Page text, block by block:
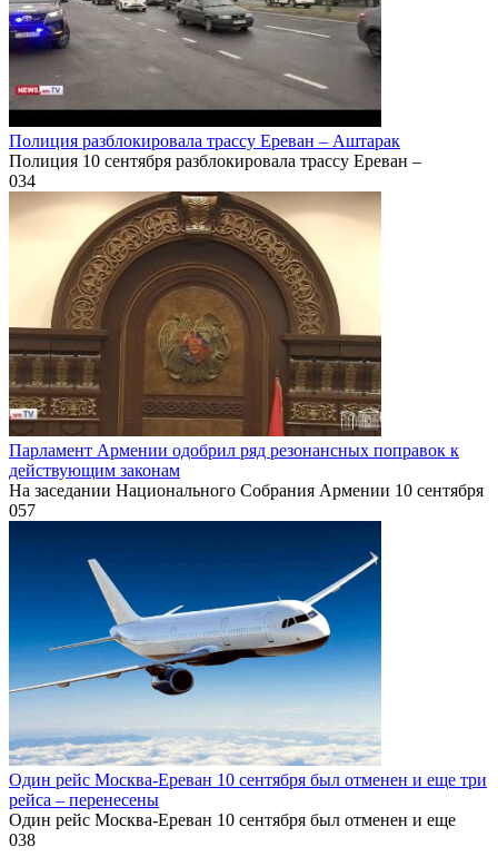
Полиция разблокировала трассу Ереван – Аштарак
Полиция 10 сентября разблокировала трассу Ереван –
034
Парламент Армении одобрил ряд резонансных поправок к
действующим законам
На заседании Национального Собрания Армении 10 сентября
057
Один рейс Москва-Ереван 10 сентября был отменен и еще три
рейса – перенесены
Один рейс Москва-Ереван 10 сентября был отменен и еще
038